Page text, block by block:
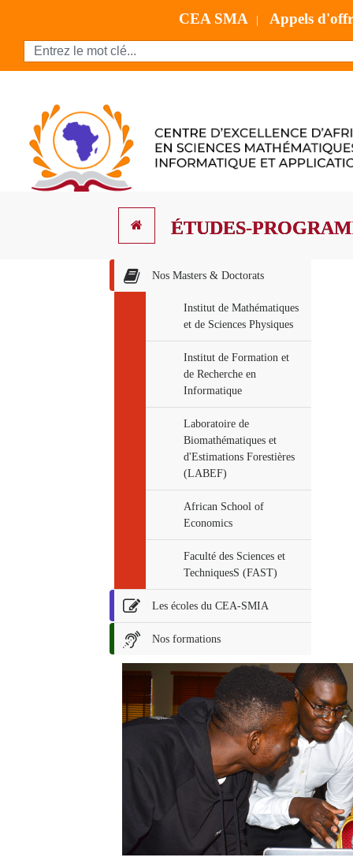
CEA SMA Appels
ÉTUDES-
Nos Masters & Doctorats
Institut de Mathématiques
et de Sciences Physiques
Institut de Formation et
de Recherche en
Informatique
Laboratoire de
Biomathématiques et
d'Estimations Forestières
(LABEF)
African School of
Economics
Faculté des Sciences et
TechniquesS (FAST)
Les écoles du CEA-SMIA
Nos formations